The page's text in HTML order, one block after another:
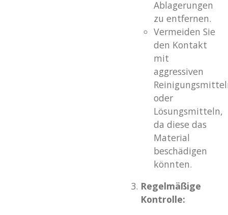
Ablagerungen
zu entfernen.
Vermeiden Sie
den Kontakt
mit
aggressiven
oder
Lösungsmitteln,
da diese das
Material
beschädigen
könnten.
Regelmäßige
Kontrolle: